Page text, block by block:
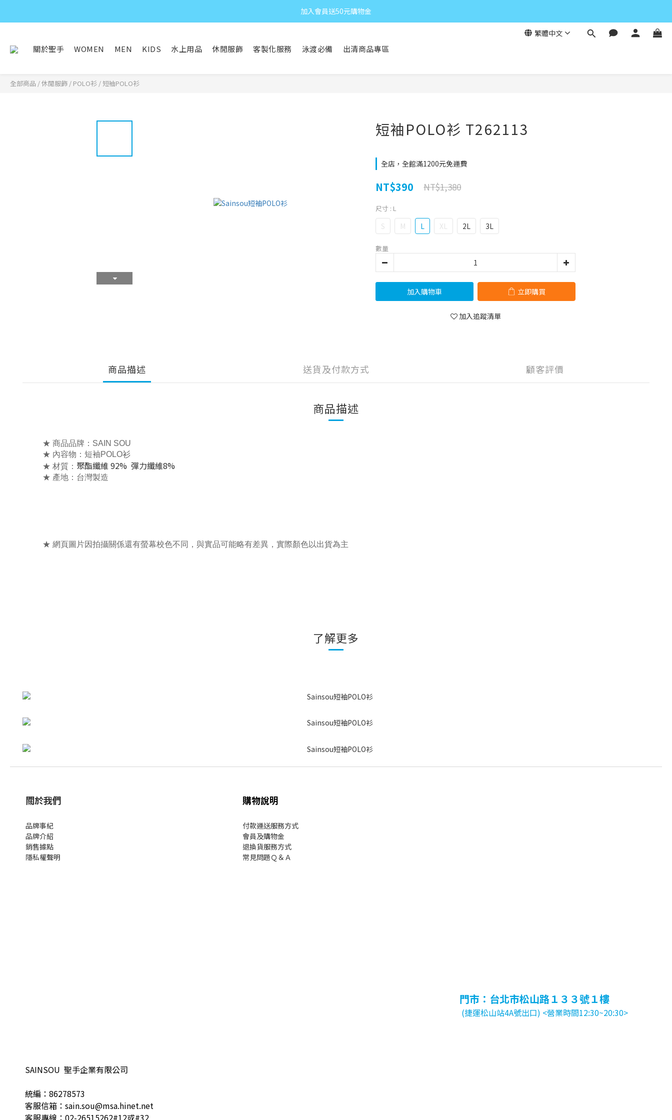
加入會員送50元購物金
繁體中文
關於聖手 WOMEN MEN KIDS 水上用品 休閒服飾 客製化服務 泳渡必備 出清商品專區
全部商品 /休閒服飾 / POLO衫 / 短袖POLO衫
短袖POLO衫 T262113
全店，全館滿1200元免運費
NT$390 NT$1,380
尺寸 : L
S M L XL 2L 3L
數量
加入購物車 立即購買
加入追蹤清單
商品描述 送貨及付款方式 顧客評價
商品描述
★ 商品品牌：SAIN SOU
★ 內容物： 短袖POLO衫
★ 材質： 聚酯纖維 92% 彈力纖維8%
★ 產地：台灣製造
★ 網頁圖片因拍攝關係還有螢幕校色不同，與實品可能略有差異，實際顏色以出貨為主
了解更多
關於我們
品牌事紀
品牌介紹
銷售據點
隱私權聲明
購物說明
付款運送服務方式
會員及購物金
退換貨服務方式
常見問題Ｑ＆Ａ
門市：台北市松山路１３３號１樓
(捷運松山站4A號出口) <營業時間12:30~20:30>
SAINSOU 聖手企業有限公司
統編：86278573
客服信箱：sain.sou@msa.hinet.net
客服專線：02-26515262#12或#32